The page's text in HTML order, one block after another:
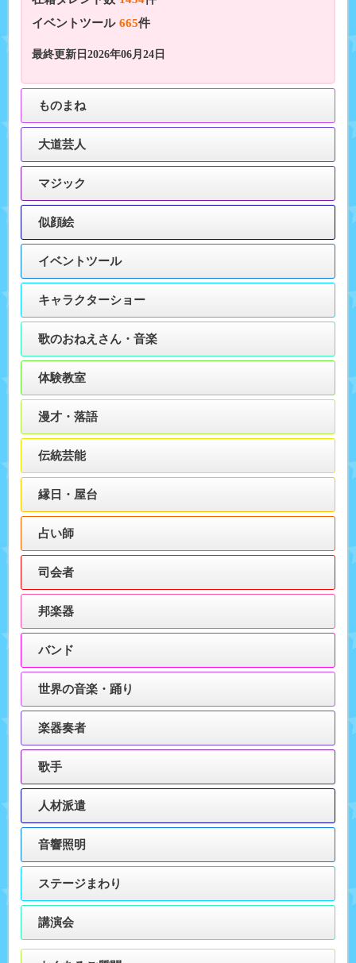
イベントツール 665件
最終更新日2026年06月24日
ものまね
大道芸人
マジック
似顔絵
イベントツール
キャラクターショー
歌のおねえさん・音楽
体験教室
漫才・落語
伝統芸能
縁日・屋台
占い師
司会者
邦楽器
バンド
世界の音楽・踊り
楽器奏者
歌手
人材派遣
音響照明
ステージまわり
講演会